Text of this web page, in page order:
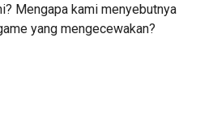
Mengapa kami menyebutnya
yang mengecewakan?